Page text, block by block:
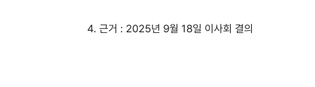
4. 근거 : 2025년 9월 18일 이사회 결의